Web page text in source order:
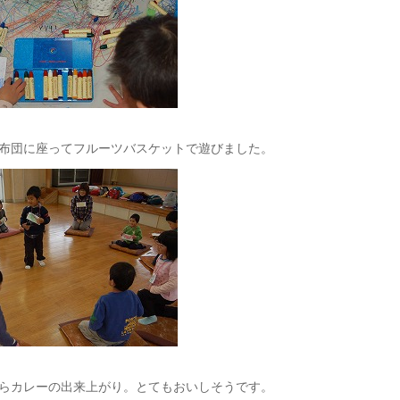
に座ってフルーツバスケットで遊びました。
レーの出来上がり。とてもおいしそうです。